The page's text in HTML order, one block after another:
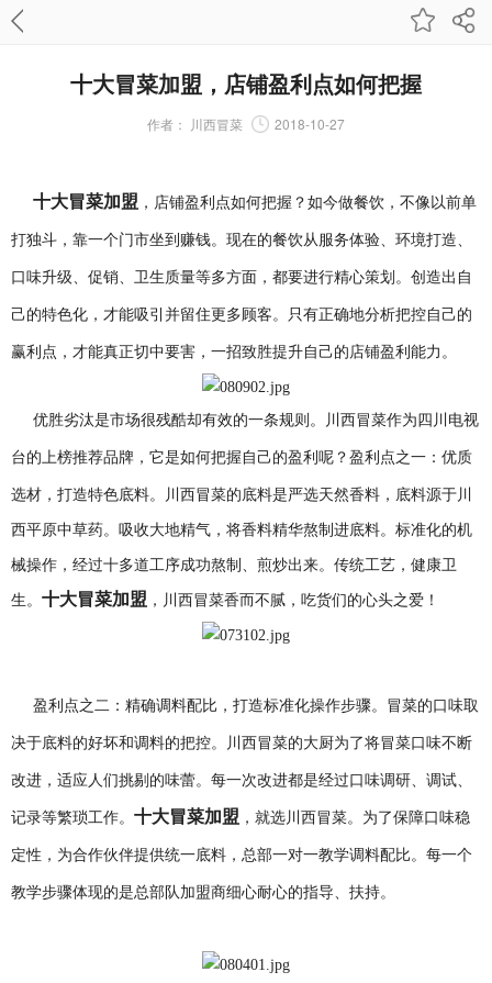
十大冒菜加盟，店铺盈利点如何把握
作者： 川西冒菜 2018-10-27
十大冒菜加盟 ，店铺盈利点如何把握？如今做餐饮，不像以前单
打独斗，靠一个门市坐到赚钱。现在的餐饮从服务体验、环境打造、
口味升级、促销、卫生质量等多方面，都要进行精心策划。创造出自
己的特色化，才能吸引并留住更多顾客。只有正确地分析把控自己的
赢利点，才能真正切中要害，一招致胜提升自己的店铺盈利能力。
优胜劣汰是市场很残酷却有效的一条规则。川西冒菜作为四川电视
台的上榜推荐品牌，它是如何把握自己的盈利呢？ 盈利点之一 ： 优质
选材 ， 打造特色底料。 川西冒菜的底料是严选天然香料 ， 底料源于川
西平原中草药。 吸收大地精气 ， 将香料精华熬制进底料。 标准化的机
械操作 ， 经过十多道工序成功熬制 、 煎炒出来。 传统工艺 ， 健康卫
生。 十大冒菜加盟 ， 川西冒菜香而不腻 ， 吃货们的心头之爱 ！
盈利点之二：精确调料配比，打造标准化操作步骤。冒菜的口味取
决于底料的好坏和调料的把控。川西冒菜的大厨为了将冒菜口味不断
改进，适应人们挑剔的味蕾。每一次改进都是经过口味调研、调试、
记录等繁琐工作。 十大冒菜加盟 ，就选川西冒菜。为了保障口味稳
定性，为合作伙伴提供统一底料，总部一对一教学调料配比。每一个
教学步骤体现的是总部队加盟商细心耐心的指导、扶持。